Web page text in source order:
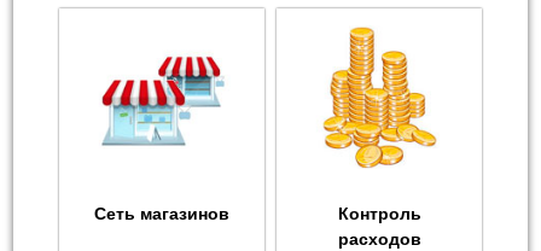
Сеть магазинов
Контроль
расходов